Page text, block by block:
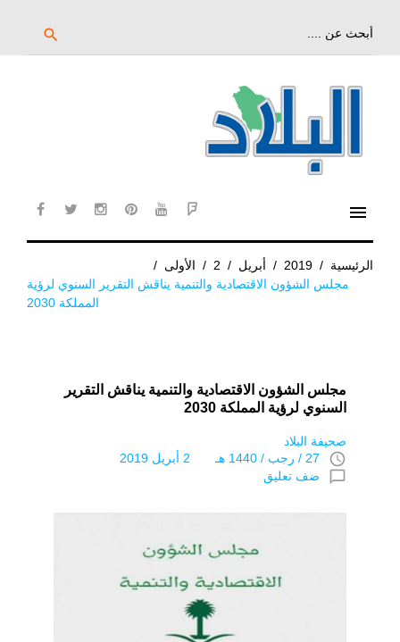
search
menu
الرئيسية /
2019
/ أبريل /
2
/ الأولى /
مجلس الشؤون الاقتصادية والتنمية يناقش التقرير السنوي لرؤية
المملكة 2030
مجلس الشؤون الاقتصادية والتنمية يناقش التقرير
السنوي لرؤية المملكة 2030
صحيفة البلاد
access_time 27 / رجب / 1440 هـ 2 أبريل 2019
chat_bubble_outline ضف تعليق